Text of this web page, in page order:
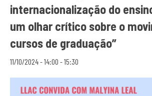
internacionalização do
um olhar crítico sobre o
cursos de graduação”
11/10/2024 - 14:00 -15:30